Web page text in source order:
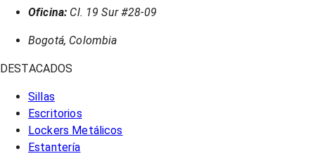
Oficina: Cl. 19 Sur #28-09
Bogotá, Colombia
DESTACADOS
Sillas
Escritorios
Lockers Metálicos
Estantería